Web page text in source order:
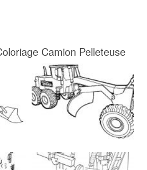
Camion Pelleteuse